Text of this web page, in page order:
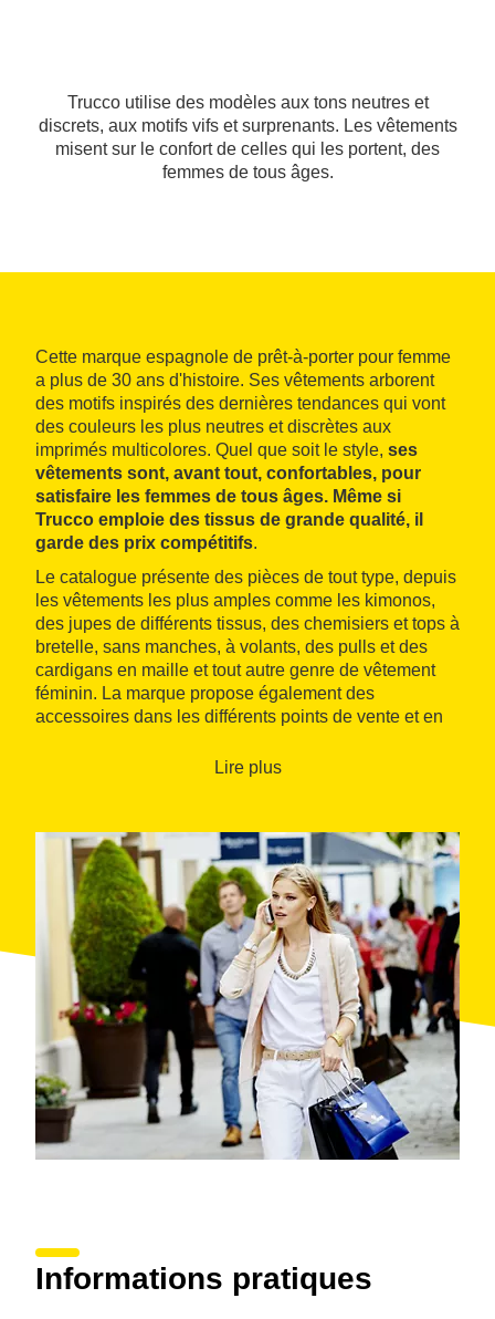
Trucco utilise des modèles aux tons neutres et
discrets, aux motifs vifs et surprenants. Les vêtements
misent sur le confort de celles qui les portent, des
femmes de tous âges.
Cette marque espagnole de prêt-à-porter pour femme
a plus de 30 ans d'histoire. Ses vêtements arborent
des motifs inspirés des dernières tendances qui vont
des couleurs les plus neutres et discrètes aux
imprimés multicolores. Quel que soit le style, ses
vêtements sont, avant tout, confortables, pour
satisfaire les femmes de tous âges. Même si
Trucco emploie des tissus de grande qualité, il
garde des prix compétitifs.
Le catalogue présente des pièces de tout type, depuis
les vêtements les plus amples comme les kimonos,
des jupes de différents tissus, des chemisiers et tops à
bretelle, sans manches, à volants, des pulls et des
cardigans en maille et tout autre genre de vêtement
féminin. La marque propose également des
accessoires dans les différents points de vente et en
Lire plus
Informations pratiques